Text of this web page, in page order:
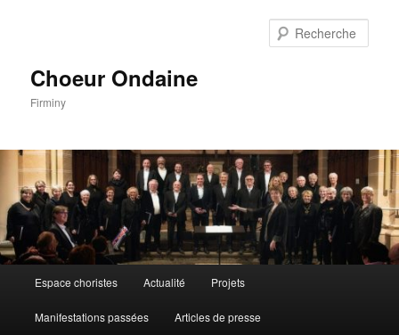
Choeur Ondaine
Firminy
principal
Espace choristes Actualité Projets
Manifestations passées Articles de presse